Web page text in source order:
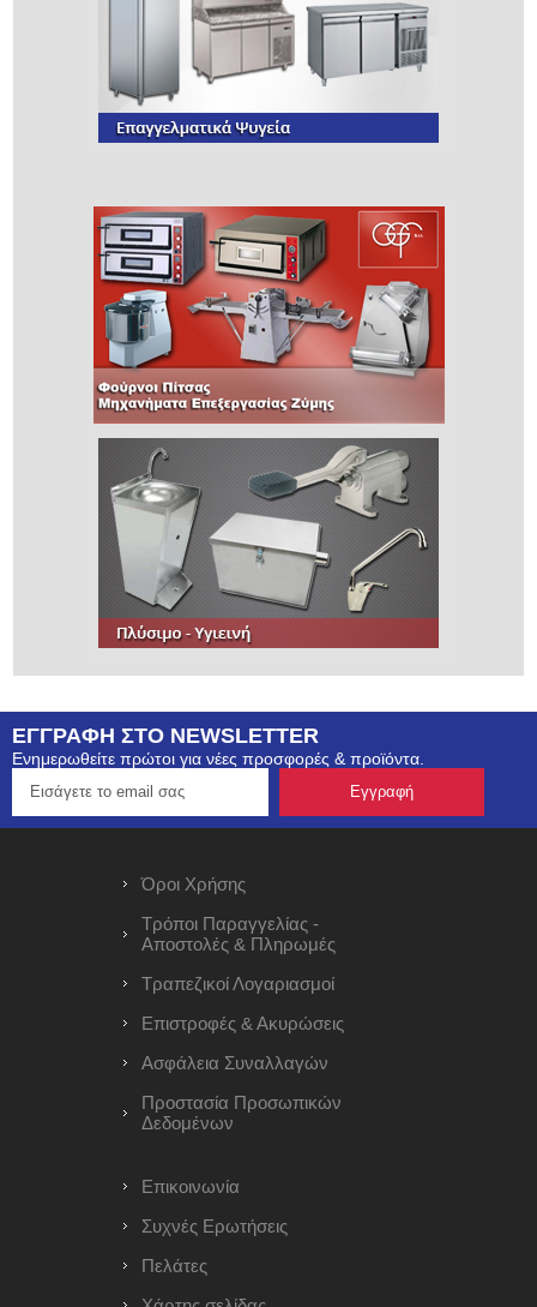
ΕΓΓΡΑΦΗ ΣΤΟ NEWSLETTER
Ενημερωθείτε πρώτοι για νέες προσφορές & προϊόντα.
Όροι Χρήσης
Τρόποι Παραγγελίας -
Αποστολές & Πληρωμές
Τραπεζικοί Λογαριασμοί
Επιστροφές & Ακυρώσεις
Ασφάλεια Συναλλαγών
Προστασία Προσωπικών
Δεδομένων
Επικοινωνία
Συχνές Ερωτήσεις
Πελάτες